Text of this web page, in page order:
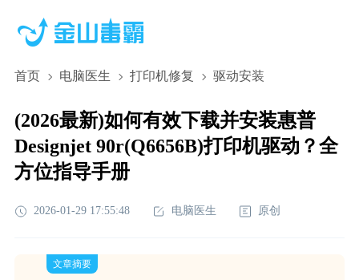
首页 电脑医生 打印机修复 驱动安装
(2026最新)如何有效下载并安装惠普
Designjet 90r(Q6656B)打印机驱动？全
方位指导手册
2026-01-29 17:55:48 电脑医生 原创
文章摘要